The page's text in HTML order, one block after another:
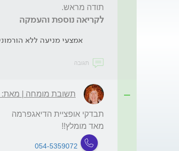
תודה מראש.
לקריאה נוספת והעמקה
אמצעי מניעה ללא
תגובה
תשובת מומחה | מאת:
מאד מומלץ!!
054-5359072